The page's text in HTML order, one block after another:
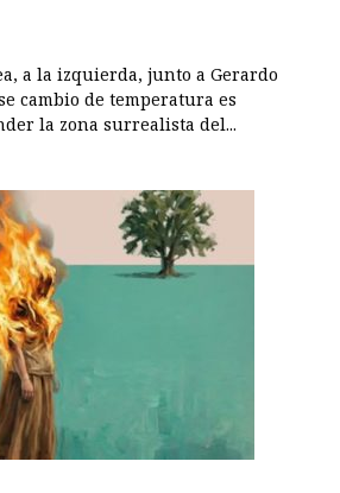
a la izquierda, junto a Gerardo
cambio de temperatura es
la zona surrealista del...